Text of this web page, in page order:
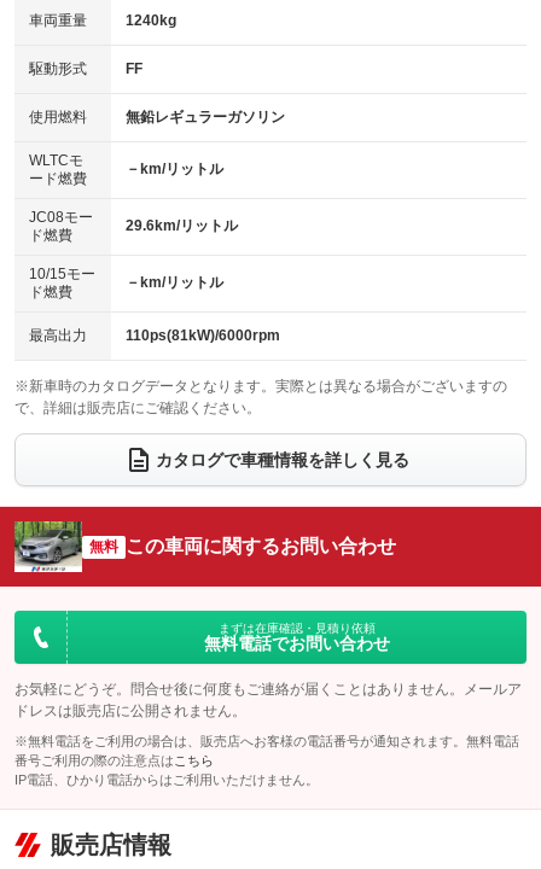
アイドリングストップ
：装備あり
USB入力端子
：装備なし
100V電源
：装備なし
センターデフロック
：装備なし
電動格納ミラー
：装備あり
キーレス
HID(キセノンライト)
：装備なし
バックカメラ
：装備あり
エアロ
：装備なし
：装備なし
パワーシート
ベンチシート
：装備なし
チップアップシート
：装備なし
：装備なし ：装備あり
ウォークスルー
：装備なし
電動リアゲート フロントカメラ
：装備なし
：装備なし ：装備なし
サイドカメラ
：装備なし ルーフレール
：装備なし
：装備なし
：装備なし
車両重量 1240kg
駆動形式 FF
使用燃料 無鉛レギュラーガソリン
WLTCモ
ード燃費
－km/リットル
JC08モー
ド燃費
29.6km/リットル
10/15モー
ド燃費
－km/リットル
最高出力 110ps(81kW)/6000rpm
※新車時のカタログデータとなります。実際とは異なる場合がございますの
で、詳細は販売店にご確認ください。
カタログで車種情報を詳しく見る
無料 この車両に関するお問い合わせ
まずは在庫確認・見積り依頼
無料電話でお問い合わせ
お気軽にどうぞ。問合せ後に何度もご連絡が届くことはありません。メールア
ドレスは販売店に公開されません。
※無料電話をご利用の場合は、販売店へお客様の電話番号が通知されます。無料電話
番号ご利用の際の注意点は こちら
IP電話、ひかり電話からはご利用いただけません。
販売店情報